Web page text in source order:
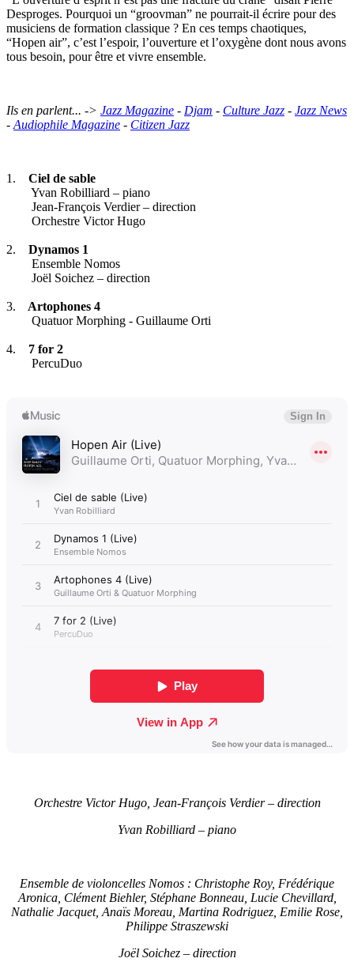
Desproges. Pourquoi un “groovman” ne pourrait-il écrire pour des
musiciens de formation classique ? En ces temps chaotiques,
“Hopen air”, c’est l’espoir, l’ouverture et l’oxygène dont nous avons
tous besoin, pour être et vivre ensemble.
Ils en parlent... -> Jazz Magazine - Djam - Culture Jazz - Jazz News
- Audiophile Magazine - Citizen Jazz
1. Ciel de sable
Yvan Robilliard – piano
Jean-François Verdier – direction
Orchestre Victor Hugo
2.
Dynamos 1
Ensemble Nomos
Joël Soichez – direction
3.
Artophones 4
Quatuor Morphing - Guillaume Orti
4.
7 for 2
PercuDuo
Orchestre Victor Hugo, Jean-François Verdier – direction
Yvan Robilliard – piano
Ensemble de violoncelles Nomos : Christophe Roy, Frédérique
Aronica, Clément Biehler, Stéphane Bonneau, Lucie Chevillard,
Nathalie Jacquet, Anaïs Moreau, Martina Rodriguez, Emilie Rose,
Philippe Straszewski
Joël Soichez – direction